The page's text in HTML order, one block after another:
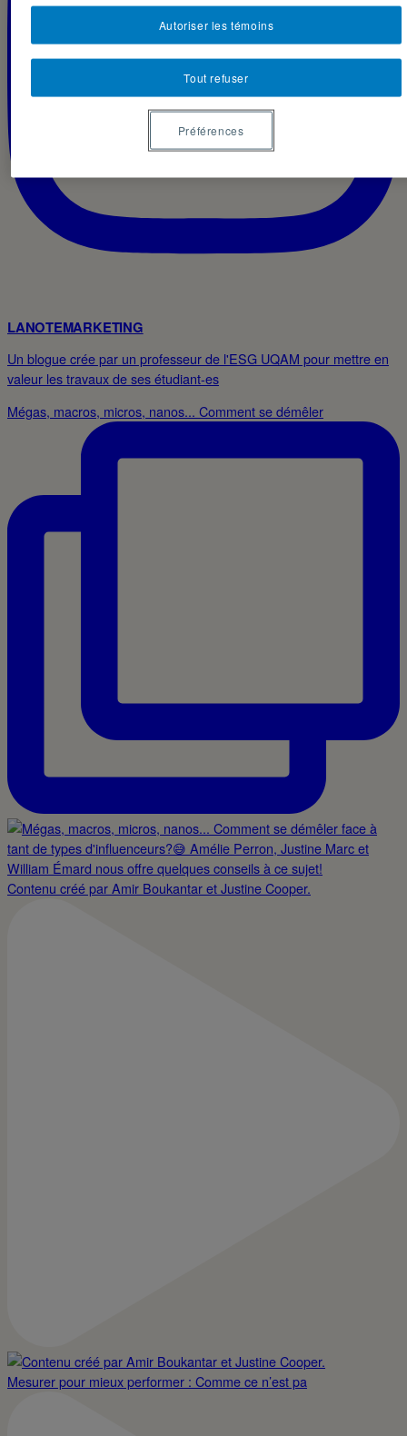
LANOTEMARKETING
Un blogue crée par un professeur de l'ESG UQAM pour mettre en
valeur les travaux de ses étudiant-es
Mégas, macros, micros, nanos... Comment se démêler
Contenu créé par Amir Boukantar et Justine Cooper.
Mesurer pour mieux performer : Comme ce n’est pa
Tout refuser
Autoriser les témoins
Préférences